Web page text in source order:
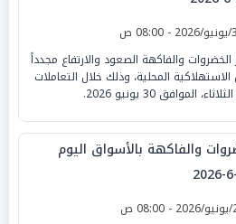
والفاكهة الصعود والارتفاع مجدداً
المحلية، وذلك خلال التعاملات
الموافق 30 يونيو 2026.
والفاكهة بالأسواق اليوم